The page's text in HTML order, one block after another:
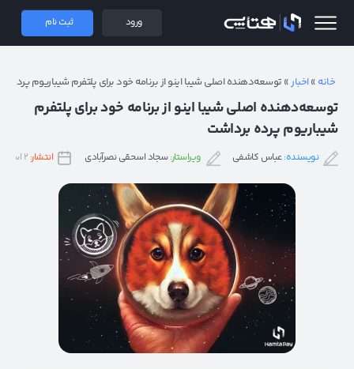
همتاپی ورود ثبت نام
خانه »اخبار» توسعه‌دهنده اصلی شیبا اینو از برنامه خود برای پلتفرم شیباریوم پرده
توسعه‌دهنده اصلی شیبا اینو از برنامه خود برای پلتفرم
شیباریوم پرده برداشت
نویسنده:عباس کاشفی ویراستار:سجاد اسحقی نصرآبادی انتشار: